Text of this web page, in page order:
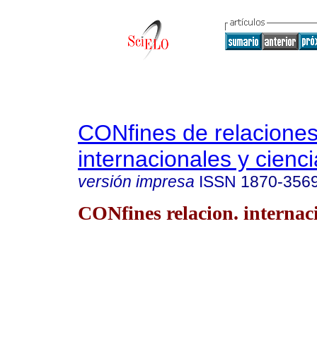
CONfines de
internacionales y
versión impresa ISSN 1870-
CONfines relacion.